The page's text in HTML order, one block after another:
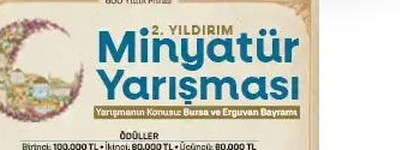
Serbest piyasada döviz fiyatları